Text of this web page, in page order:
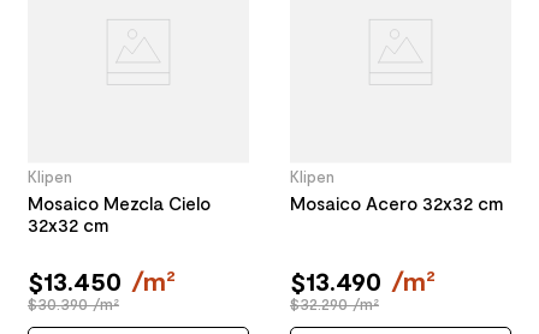
Klipen
Mosaico Mezcla Cielo
32x32 cm
$13.450 /m²
$30.390 /m²
Klipen
Mosaico Acero 32x32 cm
$13.490 /m²
$32.290 /m²